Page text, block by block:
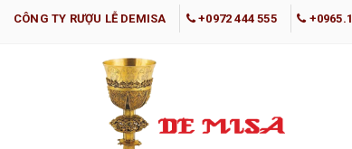
CÔNG TY RƯỢU LỄ DEMISA +0972 444 555